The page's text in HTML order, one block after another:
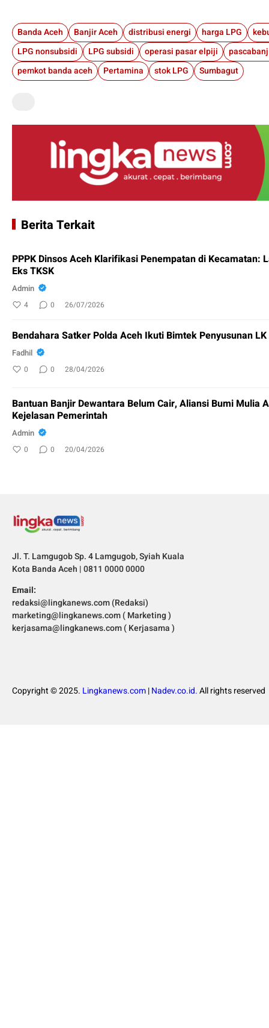
Banda Aceh Banjir Aceh distribusi energi harga LPG
LPG nonsubsidi
LPG subsidi operasi pasar elpiji
pemkot banda aceh
Pertamina stok LPG Sumbagut
Berita Terkait
PPPK Dinsos Aceh Klarifikasi Penempatan di Kecamatan:
Eks TKSK
Admin
4 0 26/07/2026
Bendahara Satker Polda Aceh Ikuti Bimtek Penyusunan LK
Fadhil
0 0 28/04/2026
Bantuan Banjir Dewantara Belum Cair, Aliansi Bumi Mulia
Kejelasan Pemerintah
Admin
0 0 20/04/2026
Jl. T. Lamgugob Sp. 4 Lamgugob, Syiah Kuala
Kota Banda Aceh | 0811 0000 0000
Email:
redaksi@lingkanews.com (Redaksi)
marketing@lingkanews.com ( Marketing )
kerjasama@lingkanews.com ( Kerjasama )
Copyright © 2025. Lingkanews.com|Nadev.co.id.All rights reserved